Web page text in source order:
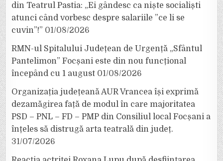
din Teatrul Pastia: „Ei gândesc ca niște socialiști
atunci când vorbesc despre salariile ”ce li se
cuvin”!” 01/08/2026
RMN-ul Spitalului Județean de Urgență „Sfântul
Pantelimon” Focșani este din nou funcțional
începând cu 1 august 01/08/2026
Organizația județeană AUR Vrancea își exprimă
dezamăgirea față de modul în care majoritatea
PSD – PNL – FD – PMP din Consiliul local Focșani a
înțeles să distrugă arta teatrală din județ.
31/07/2026